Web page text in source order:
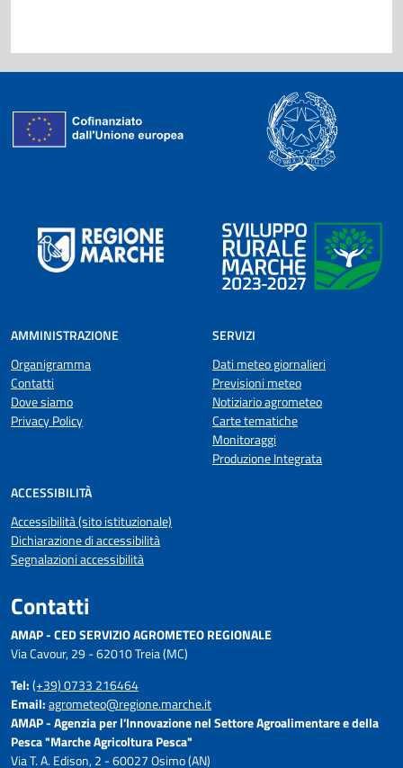
AMMINISTRAZIONE
Organigramma
Contatti
Dove siamo
Privacy Policy
SERVIZI
Dati meteo giornalieri
Previsioni meteo
Notiziario agrometeo
Carte tematiche
Monitoraggi
Produzione Integrata
ACCESSIBILITÀ
Accessibilità (sito istituzionale)
Dichiarazione di accessibilità
Segnalazioni accessibilità
Contatti
AMAP - CED SERVIZIO AGROMETEO REGIONALE
Via Cavour, 29 - 62010 Treia (MC)
Tel:(+39) 0733 216464
Email:agrometeo@regione.marche.it
AMAP - Agenzia per l'Innovazione nel Settore Agroalimentare e della
Pesca "Marche Agricoltura Pesca"
Via T. A. Edison, 2 - 60027 Osimo (AN)